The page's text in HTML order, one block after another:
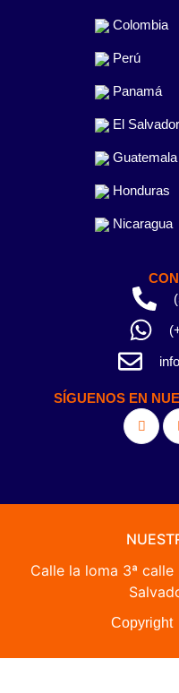
Colombia
Perú
Panamá
El Salvador
Guatemala
Honduras
Nicaragua
SÍGUENOS EN
Calle la loma 3ª